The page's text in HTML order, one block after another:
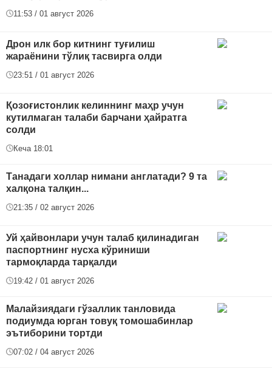
11:53 / 01 август 2026
Дрон илк бор китнинг туғилиш
жараёнини тўлиқ тасвирга олди
23:51 / 01 август 2026
Қозоғистонлик келиннинг маҳр учун
кутилмаган талаби барчани ҳайратга
солди
Кеча 18:01
Танадаги холлар нимани англатади? 9 та
халқона талқин...
21:35 / 02 август 2026
Уй ҳайвонлари учун талаб қилинадиган
паспортнинг нусха кўриниши
тармоқларда тарқалди
19:42 / 01 август 2026
Малайзиядаги гўзаллик танловида
подиумда юрган товуқ томошабинлар
эътиборини тортди
07:02 / 04 август 2026